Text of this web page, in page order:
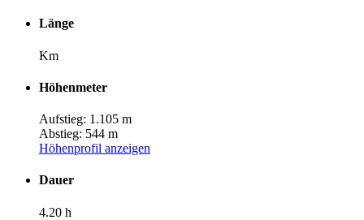
Länge
Km
Höhenmeter
Aufstieg: 1.105 m
Abstieg: 544 m
Höhenprofil anzeigen
Dauer
4.20 h